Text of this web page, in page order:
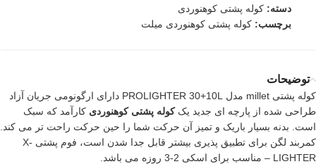
دسته: کوله پشتی کوهنوردی
برچسب: کوله پشتی کوهنوردی میلت
توضیحات
کوله پشتی millet مدل PROLIGHTER 30+10L دارای ارگونومی جریان آزاد
طراحی شده از پارچه ای جدید یککوله پشتی کوهنوردی کارآمد که سبک
است. بدنه بسیار باریک و تمیز آن حرکت شما را حین حرکت راحت تر می کند.
کمربند لگن برای تطبیق پذیری بیشتر قابل جدا شدن است، فوم پشتی X-
LIGHTER – مناسب برای اسکی 2-3 روزه می باشد.